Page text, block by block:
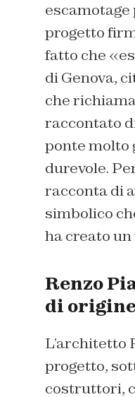
progetto
fatto che
di Genova,
che
raccontato
ponte molto
durevole.
racconta di
simbolico
ha creato
Renzo
di
L’architetto
progetto,
costruttori,